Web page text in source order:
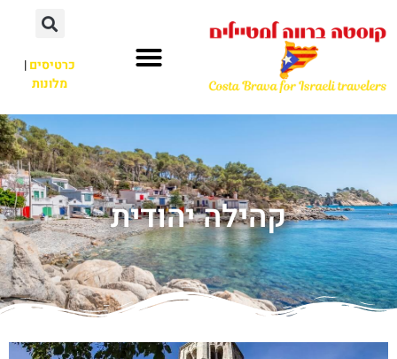
כרטיסים|
מלונות
קהילה יהודית